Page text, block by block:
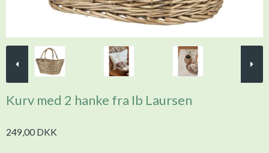
Kurv med 2 hanke fra Ib Laursen
249,00 DKK